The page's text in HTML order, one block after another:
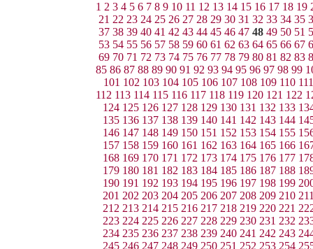
1 2 3 4 5 6 7 8 9 10 11 12 13 14 15 16 17 18 19
21 22 23 24 25 26 27 28 29 30 31 32 33 34 35
37 38 39 40 41 42 43 44 45 46 47 48 49 50 51
53 54 55 56 57 58 59 60 61 62 63 64 65 66 67
69 70 71 72 73 74 75 76 77 78 79 80 81 82 83
85 86 87 88 89 90 91 92 93 94 95 96 97 98 99
101 102 103 104 105 106 107 108 109 110 111
112 113 114 115 116 117 118 119 120 121 122
124 125 126 127 128 129 130 131 132 133
135 136 137 138 139 140 141 142 143 144
146 147 148 149 150 151 152 153 154 155
157 158 159 160 161 162 163 164 165 166
168 169 170 171 172 173 174 175 176 177
179 180 181 182 183 184 185 186 187 188
190 191 192 193 194 195 196 197 198 199
201 202 203 204 205 206 207 208 209 210
212 213 214 215 216 217 218 219 220 221
223 224 225 226 227 228 229 230 231 232
234 235 236 237 238 239 240 241 242 243
245 246 247 248 249 250 251 252 253 254